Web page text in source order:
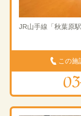
JR山手線「秋葉原
この施